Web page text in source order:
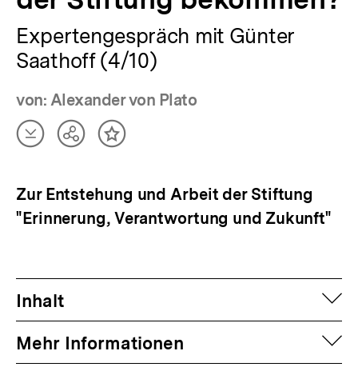
Expertengespräch mit Günter
Saathoff (4/10)
von: Alexander von Plato
Artikel
herunterladen
TeilenInhalt
Zur Entstehung und Arbeit der Stiftung
"Erinnerung, Verantwortung und Zukunft"
Inhalt
Mehr Informationen